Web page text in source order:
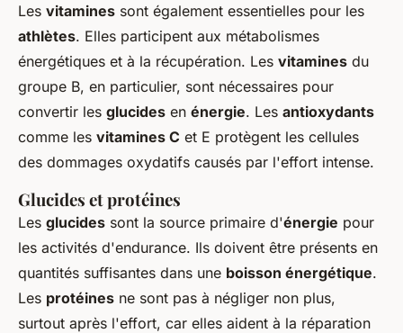
Les vitamines sont également essentielles pour les
athlètes. Elles participent aux métabolismes
énergétiques et à la récupération. Les vitamines du
groupe B, en particulier, sont nécessaires pour
convertir les glucides en énergie. Les antioxydants
comme les vitamines C et E protègent les cellules
des dommages oxydatifs causés par l'effort intense.
Glucides et protéines
Les glucides sont la source primaire d'énergie pour
les activités d'endurance. Ils doivent être présents en
quantités suffisantes dans une boisson énergétique.
Les protéines ne sont pas à négliger non plus,
surtout après l'effort, car elles aident à la réparation